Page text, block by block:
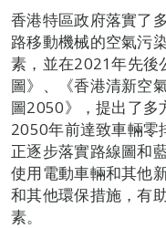
香港特區政府落實了
路移動機械的空氣污
素，並在2021年先後
圖》、《香港清新空
圖2050》，提出了多
2050年前達致車輛零
正逐步落實路線圖和
使用電動車輛和其他
和其他環保措施，有
素。